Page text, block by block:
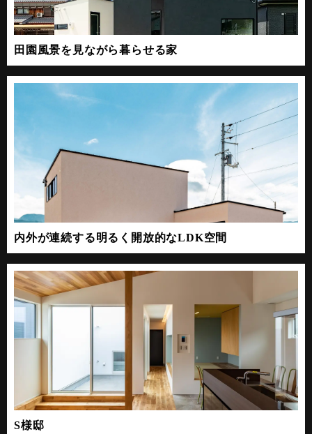
田園風景を見ながら暮らせる家
内外が連続する明るく開放的なLDK空間
S様邸